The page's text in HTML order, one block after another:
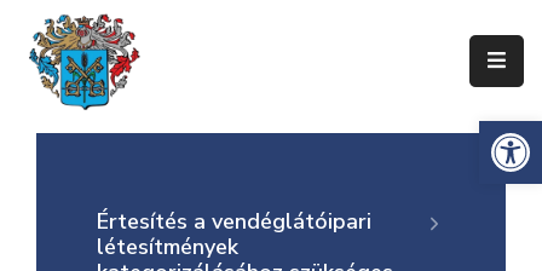
Ismerje
Meg
Értesítés a vendéglátóipari
létesítmények